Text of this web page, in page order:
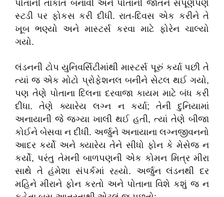
પોતાની તાકાત બનાવી અને પોતાની જાતને સંપૂર્ણપણે
સ્ટડી પર ફોકસ કરી દીધી. રાત-દિવસ એક કરીને તે
ખૂબ ભણ્યો અને માસ્ટર્સ કરવા માટે ફોરેન ચાલ્યો
ગયો.
​લંડનની ટોપ યુનિવર્સિટીમાંથી માસ્ટર્સ પૂરું કર્યા પછી તે
ત્યાં જ એક મોટો પ્રોફેશનલ બનીને સેટલ થઈ ગયો,
પણ તેણે પોતાના દિલના દરવાજા કાયમ માટે બંધ કરી
દીધા. તેણે ક્યારેય લગ્ન ન કર્યા; તેની દુનિયામાં
અનાયાની જે જગ્યા ખાલી થઈ હતી, ત્યાં તેણે બીજા
કોઈને બેસવા ન દીધી. અર્જુને અનાયાના લગ્નજીવનનો
આદર કર્યો અને ક્યારેય તેને સીધો ફોન કે મેસેજ ન
કર્યો, પરંતુ તેમની બાળપણની એક કોમન મિત્ર મીરા
સાથે તે હંમેશા સંપર્કમાં રહ્યો. અર્જુન લંડનથી દર
મહિને મીરાને ફોન કરતો અને પોતાના વિશે કશું જ ન